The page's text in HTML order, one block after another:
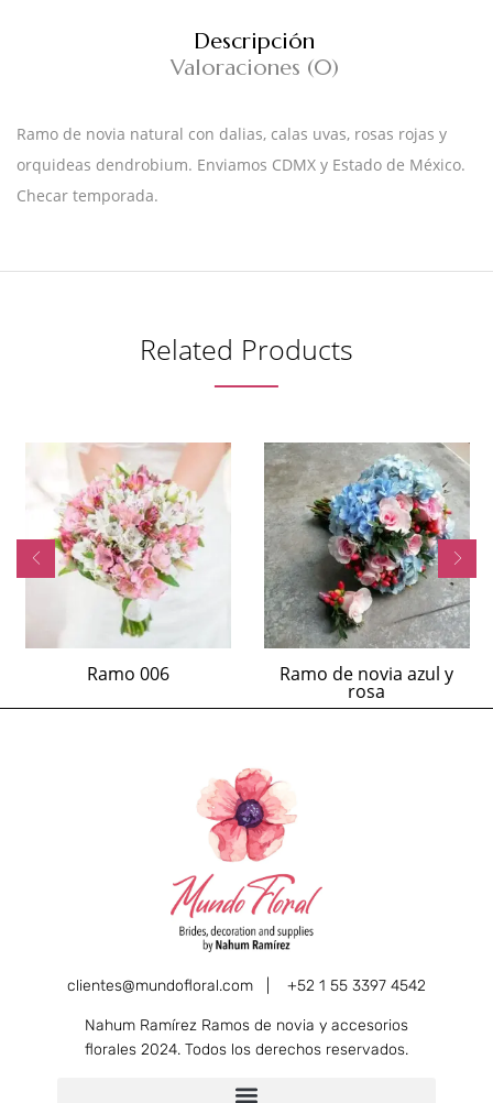
Descripción
Valoraciones (0)
Ramo de novia natural con dalias, calas uvas, rosas rojas y
orquideas dendrobium. Enviamos CDMX y Estado de México.
Checar temporada.
Related Products
Ramo 006 Ramo de novia azul y
rosa
clientes@mundofloral.com | +52 1 55 3397 4542
Nahum Ramírez Ramos de novia y accesorios
florales 2024. Todos los derechos reservados.